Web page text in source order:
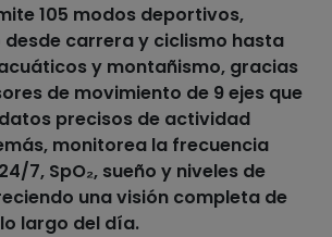
105 modos deportivos,
desde carrera y ciclismo hasta
y montañismo, gracias
de movimiento de 9 ejes que
precisos de actividad
monitorea la frecuencia
7, SpO₂, sueño y niveles de
una visión completa de
largo del día.